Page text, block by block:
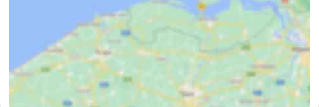
Natur
Oosterschelde
Burgh
-